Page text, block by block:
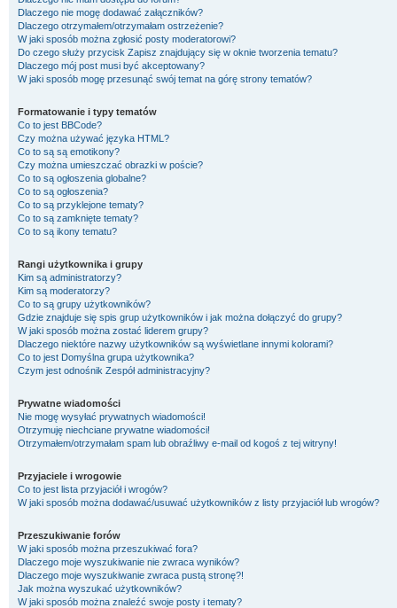
Dlaczego nie mogę dodawać załączników?
Dlaczego otrzymałem/otrzymałam ostrzeżenie?
W jaki sposób można zgłosić posty moderatorowi?
Do czego służy przycisk Zapisz znajdujący się w oknie tworzenia tematu?
Dlaczego mój post musi być akceptowany?
W jaki sposób mogę przesunąć swój temat na górę strony tematów?
Formatowanie i typy tematów
Co to jest BBCode?
Czy można używać języka HTML?
Co to są są emotikony?
Czy można umieszczać obrazki w poście?
Co to są ogłoszenia globalne?
Co to są ogłoszenia?
Co to są przyklejone tematy?
Co to są zamknięte tematy?
Co to są ikony tematu?
Rangi użytkownika i grupy
Kim są administratorzy?
Kim są moderatorzy?
Co to są grupy użytkowników?
Gdzie znajduje się spis grup użytkowników i jak można dołączyć do grupy?
W jaki sposób można zostać liderem grupy?
Dlaczego niektóre nazwy użytkowników są wyświetlane innymi kolorami?
Co to jest Domyślna grupa użytkownika?
Czym jest odnośnik Zespół administracyjny?
Prywatne wiadomości
Nie mogę wysyłać prywatnych wiadomości!
Otrzymuję niechciane prywatne wiadomości!
Otrzymałem/otrzymałam spam lub obraźliwy e-mail od kogoś z tej witryny!
Przyjaciele i wrogowie
Co to jest lista przyjaciół i wrogów?
W jaki sposób można dodawać/usuwać użytkowników z listy przyjaciół lub wrogów?
Przeszukiwanie forów
W jaki sposób można przeszukiwać fora?
Dlaczego moje wyszukiwanie nie zwraca wyników?
Dlaczego moje wyszukiwanie zwraca pustą stronę?!
Jak można wyszukać użytkowników?
W jaki sposób można znaleźć swoje posty i tematy?